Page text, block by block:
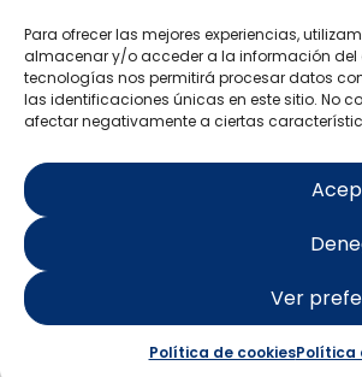
Para ofrecer las mejores experiencias,
almacenar y/o acceder a la información del
tecnologías nos permitirá procesar datos
las identificaciones únicas en este sitio. No
afectar negativamente a ciertas
Ver
Política de cookiesPolítica